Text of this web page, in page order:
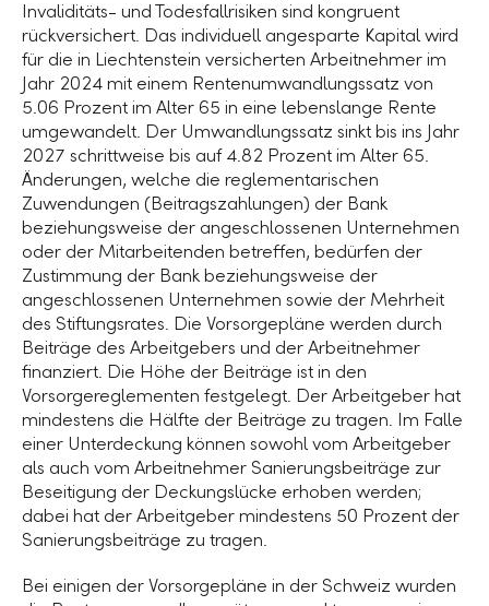
Invaliditäts- und Todesfallrisiken sind kongruent
rückversichert. Das individuell angesparte Kapital wird
für die in Liechtenstein versicherten Arbeitnehmer im
Jahr 2024mit einem Rentenumwandlungssatz von
5.06 Prozent im Alter 65 in eine lebenslange Rente
umgewandelt. Der Umwandlungssatz sinkt bis ins Jahr
2027 schrittweise bis auf 4.82 Prozent im Alter 65.
Änderungen, welche die reglementarischen
Zuwendungen (Beitragszahlungen) der Bank
beziehungsweise der angeschlossenen Unternehmen
oder der Mitarbeitenden betreffen, bedürfen der
Zustimmung der Bank beziehungsweise der
angeschlossenen Unternehmen sowie der Mehrheit
des Stiftungsrates. Die Vorsorgepläne werden durch
Beiträge des Arbeitgebers und der Arbeitnehmer
finanziert. Die Höhe der Beiträge ist in den
Vorsorgereglementen festgelegt. Der Arbeitgeber hat
mindestens die Hälfte der Beiträge zu tragen. Im Falle
einer Unterdeckung können sowohl vom Arbeitgeber
als auch vom Arbeitnehmer Sanierungsbeiträge zur
Beseitigung der Deckungslücke erhoben werden;
dabei hat der Arbeitgeber mindestens 50 Prozent der
Sanierungsbeiträge zu tragen.
Bei einigen der Vorsorgepläne in der Schweiz wurden